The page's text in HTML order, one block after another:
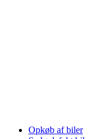
Opkøb af biler